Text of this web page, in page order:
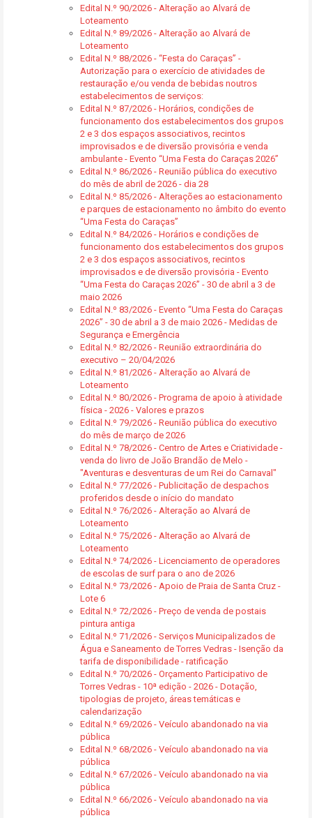
Edital N.º 90/2026 - Alteração ao Alvará de
Loteamento
Edital N.º 89/2026 - Alteração ao Alvará de
Loteamento
Edital N.º 88/2026 - “Festa do Caraças” -
Autorização para o exercício de atividades de
restauração e/ou venda de bebidas noutros
estabelecimentos de serviços:
Edital N.º 87/2026 - Horários, condições de
funcionamento dos estabelecimentos dos grupos
2 e 3 dos espaços associativos, recintos
improvisados e de diversão provisória e venda
ambulante - Evento “Uma Festa do Caraças 2026”
Edital N.º 86/2026 - Reunião pública do executivo
do mês de abril de 2026 - dia 28
Edital N.º 85/2026 - Alterações ao estacionamento
e parques de estacionamento no âmbito do evento
“Uma Festa do Caraças”
Edital N.º 84/2026 - Horários e condições de
funcionamento dos estabelecimentos dos grupos
2 e 3 dos espaços associativos, recintos
improvisados e de diversão provisória - Evento
“Uma Festa do Caraças 2026” - 30 de abril a 3 de
maio 2026
Edital N.º 83/2026 - Evento “Uma Festa do Caraças
2026” - 30 de abril a 3 de maio 2026 - Medidas de
Segurança e Emergência
Edital N.º 82/2026 - Reunião extraordinária do
executivo – 20/04/2026
Edital N.º 81/2026 - Alteração ao Alvará de
Loteamento
Edital N.º 80/2026 - Programa de apoio à atividade
física - 2026 - Valores e prazos
Edital N.º 79/2026 - Reunião pública do executivo
do mês de março de 2026
Edital N.º 78/2026 - Centro de Artes e Criatividade -
venda do livro de João Brandão de Melo -
"Aventuras e desventuras de um Rei do Carnaval"
Edital N.º 77/2026 - Publicitação de despachos
proferidos desde o início do mandato
Edital N.º 76/2026 - Alteração ao Alvará de
Loteamento
Edital N.º 75/2026 - Alteração ao Alvará de
Loteamento
Edital N.º 74/2026 - Licenciamento de operadores
de escolas de surf para o ano de 2026
Edital N.º 73/2026 - Apoio de Praia de Santa Cruz -
Lote 6
Edital N.º 72/2026 - Preço de venda de postais
pintura antiga
Edital N.º 71/2026 - Serviços Municipalizados de
Água e Saneamento de Torres Vedras - Isenção da
tarifa de disponibilidade - ratificação
Edital N.º 70/2026 - Orçamento Participativo de
Torres Vedras - 10ª edição - 2026 - Dotação,
tipologias de projeto, áreas temáticas e
calendarização
Edital N.º 69/2026 - Veículo abandonado na via
pública
Edital N.º 68/2026 - Veículo abandonado na via
pública
Edital N.º 67/2026 - Veículo abandonado na via
pública
Edital N.º 66/2026 - Veículo abandonado na via
pública